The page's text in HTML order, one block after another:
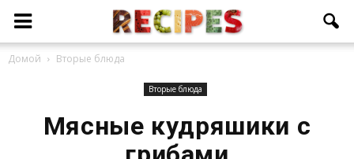
Домой Вторые блюда
Вторые блюда
Мясные кудряшики с